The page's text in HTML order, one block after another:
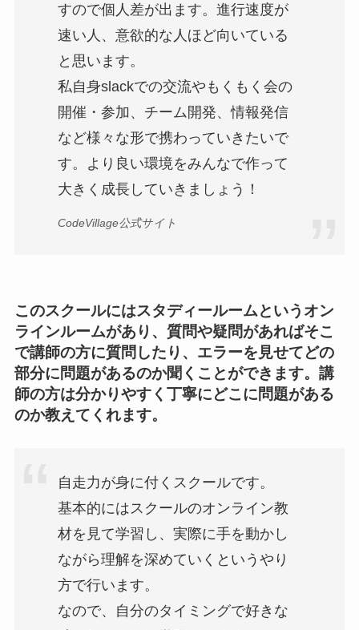
すので個人差が出ます。進行速度が
速い人、意欲的な人ほど向いている
と思います。
私自身slackでの交流やもくもく会の
開催・参加、チーム開発、情報発信
など様々な形で携わっていきたいで
す。より良い環境をみんなで作って
大きく成長していきましょう！
CodeVillage公式サイト
このスクールにはスタディールームというオン
ラインルームがあり、質問や疑問があればそこ
で講師の方に質問したり、エラーを見せてどの
部分に問題があるのか聞くことができます。講
師の方は分かりやすく丁寧にどこに問題がある
のか教えてくれます。
自走力が身に付くスクールです。
基本的にはスクールのオンライン教
材を見て学習し、実際に手を動かし
ながら理解を深めていくというやり
方で行います。
なので、自分のタイミングで好きな